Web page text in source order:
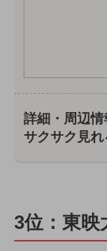
詳細・周辺情
サクサク見れ
3位：東映